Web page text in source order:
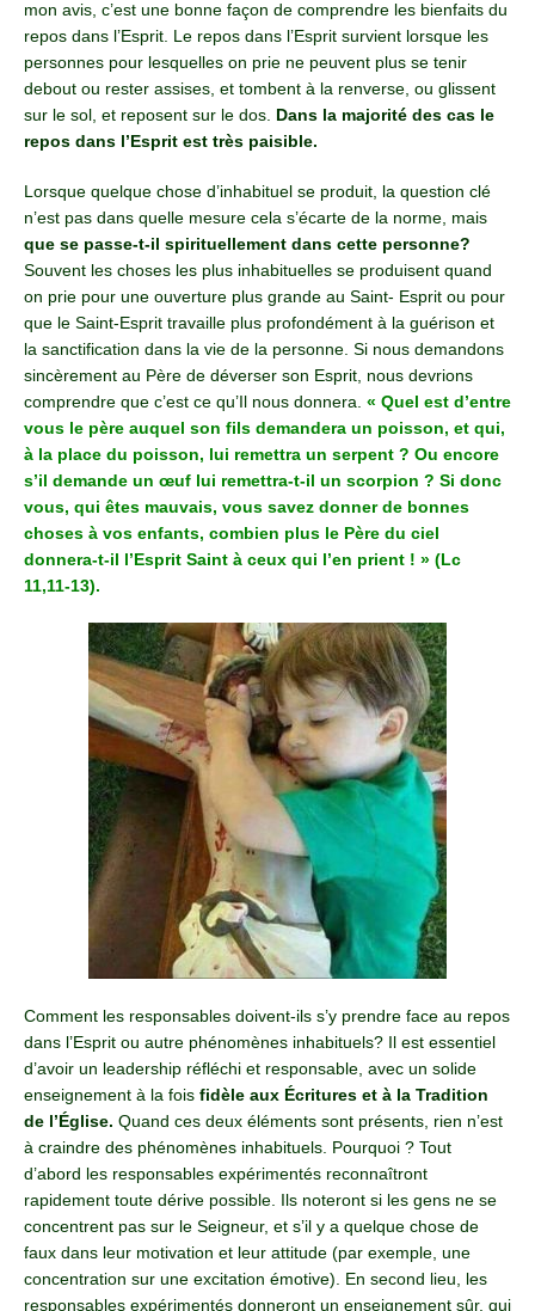
mon avis, c’est une bonne façon de comprendre les bienfaits du
repos dans l’Esprit. Le repos dans l’Esprit survient lorsque les
personnes pour lesquelles on prie ne peuvent plus se tenir
debout ou rester assises, et tombent à la renverse, ou glissent
sur le sol, et reposent sur le dos. Dans la majorité des cas le
repos dans l’Esprit est très paisible.
Lorsque quelque chose d’inhabituel se produit, la question clé
n’est pas dans quelle mesure cela s’écarte de la norme, mais
que se passe-t-il spirituellement dans cette personne?
Souvent les choses les plus inhabituelles se produisent quand
on prie pour une ouverture plus grande au Saint- Esprit ou pour
que le Saint-Esprit travaille plus profondément à la guérison et
la sanctification dans la vie de la personne. Si nous demandons
sincèrement au Père de déverser son Esprit, nous devrions
comprendre que c’est ce qu’Il nous donnera. « Quel est d’entre
vous le père auquel son fils demandera un poisson, et qui,
à la place du poisson, lui remettra un serpent ? Ou encore
s’il demande un œuf lui remettra-t-il un scorpion ? Si donc
vous, qui êtes mauvais, vous savez donner de bonnes
choses à vos enfants, combien plus le Père du ciel
donnera-t-il l’Esprit Saint à ceux qui l’en prient ! » (Lc
11,11-13).
Comment les responsables doivent-ils s’y prendre face au repos
dans l’Esprit ou autre phénomènes inhabituels? Il est essentiel
d’avoir un leadership réfléchi et responsable, avec un solide
enseignement à la fois fidèle aux Écritures et à la Tradition
de l’Église. Quand ces deux éléments sont présents, rien n’est
à craindre des phénomènes inhabituels. Pourquoi ? Tout
d’abord les responsables expérimentés reconnaîtront
rapidement toute dérive possible. Ils noteront si les gens ne se
concentrent pas sur le Seigneur, et s’il y a quelque chose de
faux dans leur motivation et leur attitude (par exemple, une
concentration sur une excitation émotive). En second lieu, les
responsables expérimentés donneront un enseignement sûr, qui